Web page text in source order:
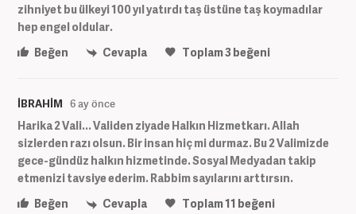
zihniyet bu ülkeyi 100 yıl yatırdı taş üstüne taş koymadılar
hep engel oldular.
Beğen
Cevapla Toplam3beğeni
İBRAHİM 6 ay önce
Harika 2 Vali... Validen ziyade Halkın Hizmetkarı. Allah
sizlerden razı olsun. Bir insan hiç mi durmaz. Bu 2 Valimizde
gece-gündüz halkın hizmetinde. Sosyal Medyadan takip
etmenizi tavsiye ederim. Rabbim sayılarını arttırsın.
Beğen
Cevapla Toplam11 beğeni